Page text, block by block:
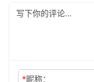
*昵称：